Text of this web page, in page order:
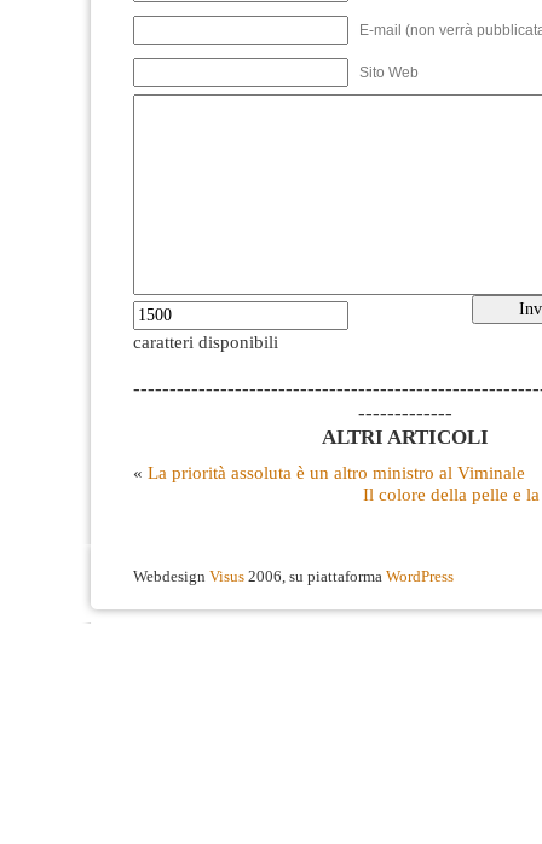
E-mail (non verrà
Sito Web
caratteri disponibili
-------------
ALTRI ARTICOLI
« La priorità assoluta è un altro ministro al Viminale
Il colore della pelle e
Webdesign Visus 2006, su piattaforma WordPress